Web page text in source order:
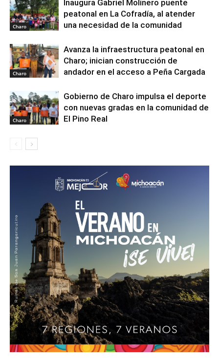
Charo
Inaugura Gabriel Molinero puente
peatonal en La Cofradía, al atender
una necesidad de la comunidad
Charo
Avanza la infraestructura peatonal en
Charo; inician construcción de
andador en el acceso a Peña Cargada
Charo
Gobierno de Charo impulsa el deporte
con nuevas gradas en la comunidad de
El Pino Real